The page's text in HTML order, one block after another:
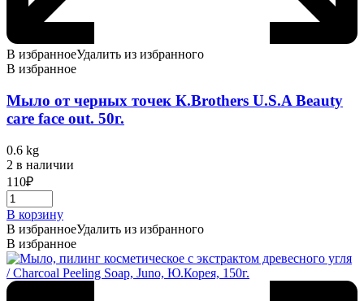
В избранноеУдалить из избранного
В избранное
Мыло от черных точек К.Brothers U.S.A Beauty
care face out. 50г.
0.6 kg
2 в наличии
110₽
В корзину
В избранноеУдалить из избранного
В избранное